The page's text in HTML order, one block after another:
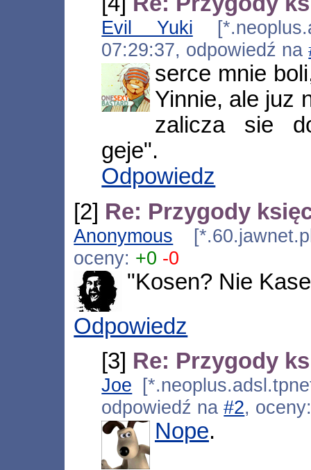
Evil Yuki
07:29:37, odpowiedź na
serce mnie
Yinnie, ale juz
zalicza sie
geje".
Odpowiedz
[2] Re: Przygody
Anonymous
oceny: +0 -0
"Kosen? Nie
Odpowiedz
[3] Re: Przygody
Joe
odpowiedź na#2,
Nope.